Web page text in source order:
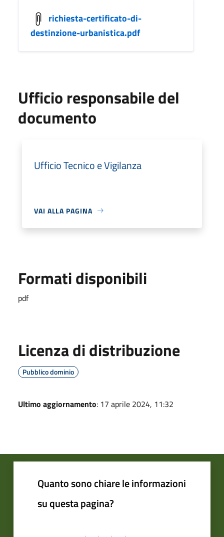
richiesta-certificato-di-
destinzione-urbanistica.pdf
Ufficio responsabile del
documento
Ufficio Tecnico e Vigilanza
VAI ALLA PAGINA
Formati disponibili
pdf
Licenza di distribuzione
Pubblico dominio
Ultimo aggiornamento: 17 aprile 2024, 11:32
Quanto sono chiare le informazioni
su questa pagina?